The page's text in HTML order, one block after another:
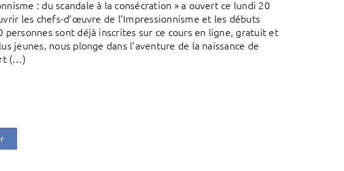
: du scandale à la consécration » a ouvert ce lundi 20
les chefs-d’œuvre de l’Impressionnisme et les débuts
sont déjà inscrites sur ce cours en ligne, gratuit et
jeunes, nous plonge dans l’aventure de la naissance de
(…)